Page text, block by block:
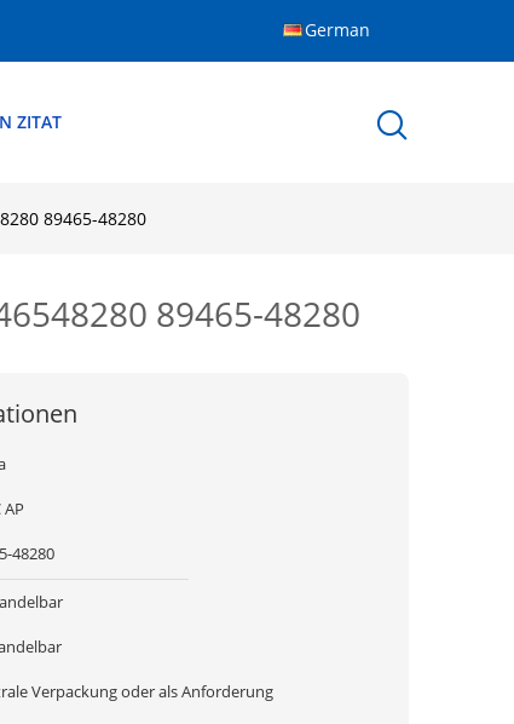
German
ZITAT
89465-48280
89465-48280
48280
Verpackung oder als Anforderung